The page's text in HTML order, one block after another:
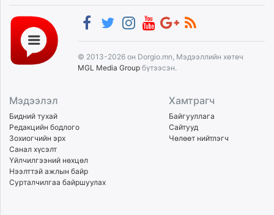
© 2013-2026 он Dorgio.mn, Мэдээллийн хөтөч
MGL Media Group бүтээсэн.
Мэдээлэл
Бидний тухай
Редакцийн бодлого
Зохиогчийн эрх
Санал хүсэлт
Үйлчилгээний нөхцөл
Нээлттэй ажлын байр
Сурталчилгаа байршуулах
Хамтрагч
Байгууллага
Сайтууд
Чөлөөт нийтлэгч